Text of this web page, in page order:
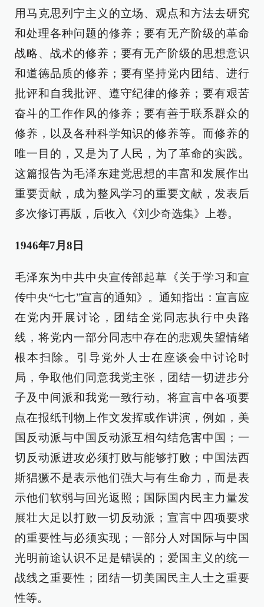
用马克思列宁主义的立场、观点和方法去研究
和处理各种问题的修养；要有无产阶级的革命
战略、战术的修养；要有无产阶级的思想意识
和道德品质的修养；要有坚持党内团结、进行
批评和自我批评、遵守纪律的修养；要有艰苦
奋斗的工作作风的修养；要有善于联系群众的
修养，以及各种科学知识的修养等。而修养的
唯一目的，又是为了人民，为了革命的实践。
这篇报告为毛泽东建党思想的丰富和发展作出
重要贡献，成为整风学习的重要文献，发表后
多次修订再版，后收入《刘少奇选集》上卷。
1946年7月8日
毛泽东为中共中央宣传部起草《关于学习和宣
传中央“七七”宣言的通知》。通知指出：宣言应
在党内开展讨论，团结全党同志执行中央路
线，将党内一部分同志中存在的悲观失望情绪
根本扫除。引导党外人士在座谈会中讨论时
局，争取他们同意我党主张，团结一切进步分
子及中间派和我党一致行动。将宣言中各项要
点在报纸刊物上作文发挥或作讲演，例如，美
国反动派与中国反动派互相勾结危害中国；一
切反动派进攻必须打败与能够打败；中国法西
斯猖獗不是表示他们强大与有生命力，而是表
示他们软弱与回光返照；国际国内民主力量发
展壮大足以打败一切反动派；宣言中四项要求
的重要性与必须实现；一部分人对国际与中国
光明前途认识不足是错误的；爱国主义的统一
战线之重要性；团结一切美国民主人士之重要
性等。